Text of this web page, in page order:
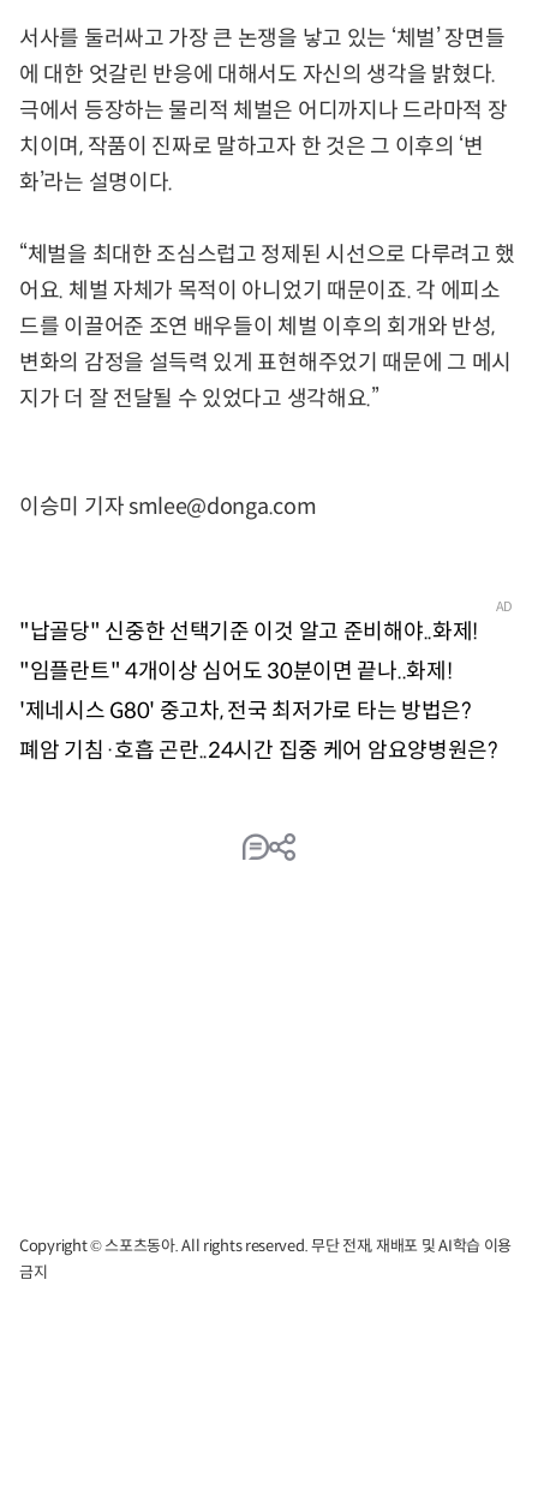
서사를 둘러싸고 가장 큰 논쟁을 낳고 있는 ‘체벌’ 장면들
에 대한 엇갈린 반응에 대해서도 자신의 생각을 밝혔다.
극에서 등장하는 물리적 체벌은 어디까지나 드라마적 장
치이며, 작품이 진짜로 말하고자 한 것은 그 이후의 ‘변
화’라는 설명이다.
“체벌을 최대한 조심스럽고 정제된 시선으로 다루려고 했
어요. 체벌 자체가 목적이 아니었기 때문이죠. 각 에피소
드를 이끌어준 조연 배우들이 체벌 이후의 회개와 반성,
변화의 감정을 설득력 있게 표현해주었기 때문에 그 메시
지가 더 잘 전달될 수 있었다고 생각해요.”
이승미 기자 smlee@donga.com
Copyright © 스포츠동아. All rights reserved. 무단 전재, 재배포 및 AI학습 이용
금지